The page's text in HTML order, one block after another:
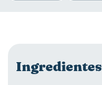
Ingredientes